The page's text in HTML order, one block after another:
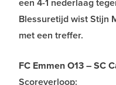
Blessuretijd wist Stijn
met een treffer.
FC Emmen O13 – SC
Scoreverloop: